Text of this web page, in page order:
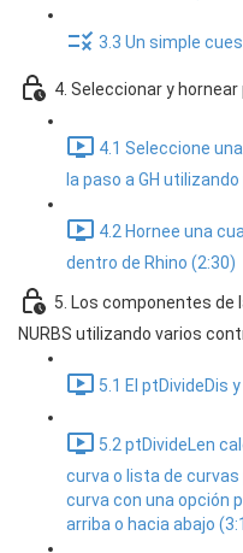
3.3 Un simple
4. Seleccionar y
4.1 Seleccione
la paso a GH
4.2 Hornee una
dentro de Rhino (2:30)
5. Los componentes de
NURBS utilizando varios
5.1 El ptDivideDis
5.2 ptDivideLen
curva o lista de
curva con una opción
arriba o hacia abajo